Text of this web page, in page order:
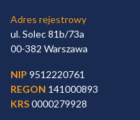
Adres rejestrowy
ul. Solec 81b/73a
00-382 Warszawa
NIP 9512220761
REGON 141000893
KRS0000279928